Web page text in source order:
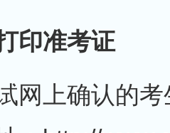
准考证
上确认的考